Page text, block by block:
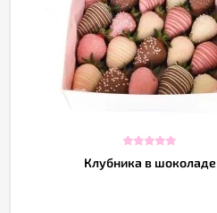
Клубника в шоколаде